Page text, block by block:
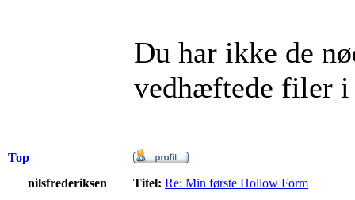
Du har ikke de
vedhæftede filer
Top
nilsfrederiksen
Titel: Re: Min første Hollow Form